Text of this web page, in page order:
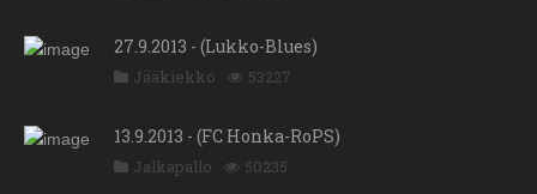
27.9.2013 - (Lukko-Blues)
Jääkiekko 53227
13.9.2013 - (FC Honka-RoPS)
Jalkapallo 50235